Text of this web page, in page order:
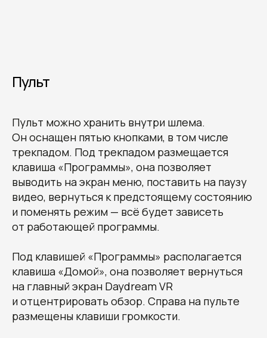
Пульт
Пульт можно хранить внутри шлема.
Он оснащен пятью кнопками, в том числе
трекпадом. Под трекпадом размещается
клавиша «Программы», она позволяет
выводить на экран меню, поставить на паузу
видео, вернуться к предстоящему состоянию
и поменять режим — всё будет зависеть
от работающей программы.
Под клавишей «Программы» располагается
клавиша «Домой», она позволяет вернуться
на главный экран Daydream VR
и отцентрировать обзор. Справа на пульте
размещены клавиши громкости.